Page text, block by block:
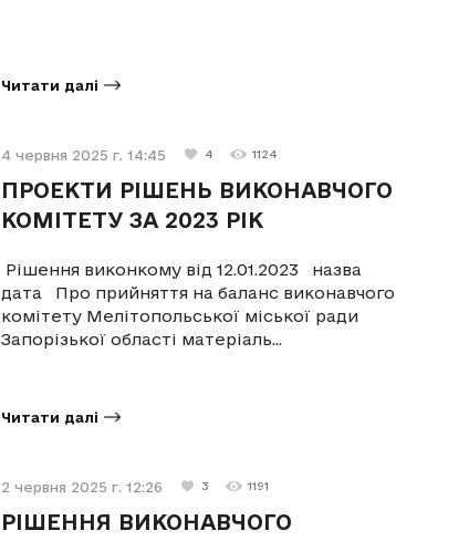
Читати далі
4 червня 2025 г. 14:45 4 1124
ПРОЕКТИ РІШЕНЬ ВИКОНАВЧОГО
КОМІТЕТУ ЗА 2023 РІК
Рішення виконкому від 12.01.2023 назва
дата Про прийняття на баланс виконавчого
комітету Мелітопольської міської ради
Запорізької області матеріаль...
Читати далі
2 червня 2025 г. 12:26 3 1191
РІШЕННЯ ВИКОНАВЧОГО